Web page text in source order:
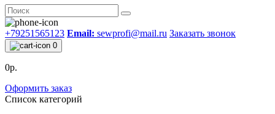
+79251565123 Email: sewprofi@mail.ru Заказать звонок
0
0р.
Оформить заказ
Список категорий